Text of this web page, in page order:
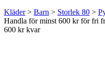
Kläder> Barn > Storlek 80 >
Handla för minst 600 kr för fri
600 kr kvar